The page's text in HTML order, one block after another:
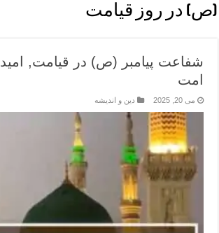
(ص) در روز قیامت
شفاعت پیامبر (ص) در قیامت, امید
امت
می 20, 2025 دین و اندیشه